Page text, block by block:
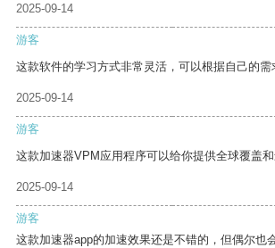
2025-09-14
游客
这款软件的学习方式非常灵活，可以根据自己的需
2025-09-14
游客
这款加速器VPM应用程序可以给你提供全球覆盖和
2025-09-14
游客
这款加速器app的加速效果还是不错的，但偶尔也